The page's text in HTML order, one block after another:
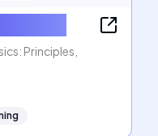
Principles,